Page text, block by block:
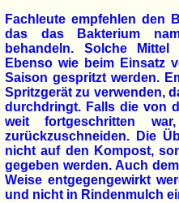
Fachleute empfehlen den
das das Bakterium
behandeln. Solche
Ebenso wie beim Einsatz
Saison gespritzt werden.
Spritzgerät zu verwenden,
durchdringt. Falls die von
weit fortgeschritten
zurückzuschneiden. Die
nicht auf den Kompost,
gegeben werden. Auch
Weise entgegengewirkt
und nicht in Rindenmulch